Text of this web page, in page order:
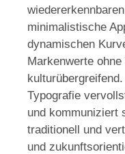
minimalistische
dynamischen
Markenwerte
Typografie
und kommuniziert
traditionell und
und